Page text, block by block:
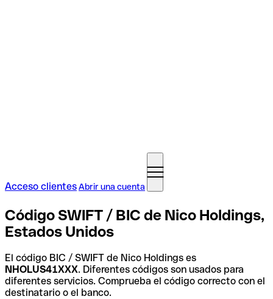
Acceso clientesAbrir una cuenta
Código SWIFT / BIC de Nico Holdings,
Estados Unidos
El código BIC / SWIFT de Nico Holdings es
NHOLUS41XXX. Diferentes códigos son usados para
diferentes servicios. Comprueba el código correcto con el
destinatario o el banco.